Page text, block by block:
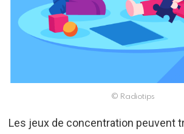
© Radiotips
Les jeux de concentration peuvent